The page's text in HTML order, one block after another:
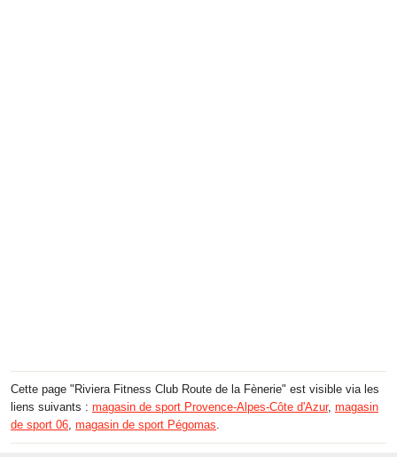
Cette page "Riviera Fitness Club Route de la Fènerie" est visible via les
liens suivants : magasin de sport Provence-Alpes-Côte d'Azur, magasin
de sport 06, magasin de sport Pégomas.